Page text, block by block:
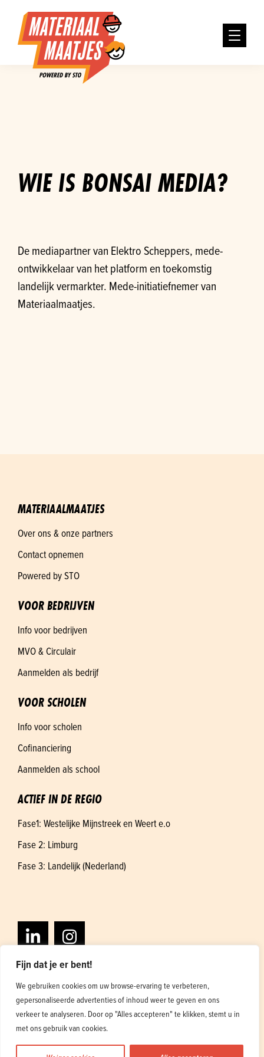
Fijn dat je er bent!
We gebruiken cookies om uw browse-ervaring te verbeteren,
gepersonaliseerde advertenties of inhoud weer te geven en ons
verkeer te analyseren. Door op "Alles accepteren" te klikken, stemt u in
met ons gebruik van cookies.
WIE IS BONSAI MEDIA?
De mediapartner van Elektro Scheppers, mede-
ontwikkelaar van het platform en toekomstig
landelijk vermarkter. Mede-initiatiefnemer van
Materiaalmaatjes.
MATERIAALMAATJES
Over ons & onze partners
Contact opnemen
Powered by STO
VOOR BEDRIJVEN
Info voor bedrijven
MVO & Circulair
Aanmelden als bedrijf
VOOR SCHOLEN
Info voor scholen
Cofinanciering
Aanmelden als school
ACTIEF IN DE REGIO
Fase1: Westelijke Mijnstreek en Weert e.o
Fase 2: Limburg
Fase 3: Landelijk (Nederland)
Algemene voorwaarden
Privacybeleid
Ontwerp en ontwikkeling